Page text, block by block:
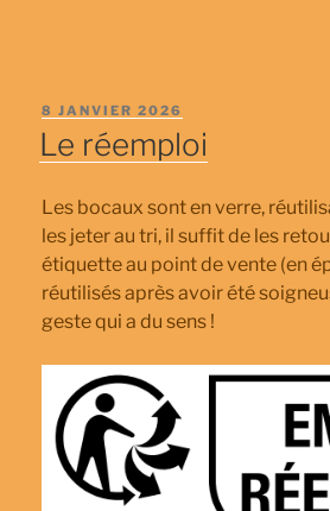
PUBLIÉ
LE
8 JANVIER 2026
Le réemploi
Les bocaux sont en verre,
les jeter au tri, il suffit de les
étiquette au point de vente (en
réutilisés après avoir été
geste qui a du sens !